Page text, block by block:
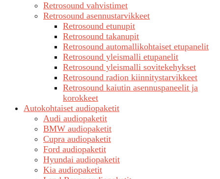
Retrosound vahvistimet
Retrosound asennustarvikkeet
Retrosound etunupit
Retrosound takanupit
Retrosound automallikohtaiset etupanelit
Retrosound yleismalli etupanelit
Retrosound yleismalli sovitekehykset
Retrosound radion kiinnitystarvikkeet
Retrosound kaiutin asennuspaneelit ja
korokkeet
Autokohtaiset audiopaketit
Audi audiopaketit
BMW audiopaketit
Cupra audiopaketit
Ford audiopaketit
Hyundai audiopaketit
Kia audiopaketit